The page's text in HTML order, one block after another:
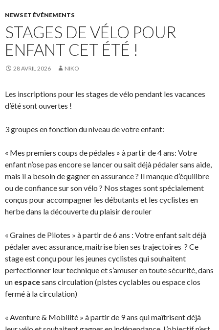
NEWS ET ÉVÉNEMENTS
STAGES DE VÉLO POUR
ENFANT CET ÉTÉ !
28 AVRIL 2026 NIKO
Les inscriptions pour les stages de vélo pendant les vacances
d’été sont ouvertes !
3 groupes en fonction du niveau de votre enfant:
« Mes premiers coups de pédales » à partir de 4 ans: Votre
enfant n’ose pas encore se lancer ou sait déjà pédaler sans aide,
mais il a besoin de gagner en assurance ? Il manque d’équilibre
ou de confiance sur son vélo ? Nos stages sont spécialement
conçus pour accompagner les débutants et les cyclistes en
herbe dans la découverte du plaisir de rouler
« Graines de Pilotes » à partir de 6 ans : Votre enfant sait déjà
pédaler avec assurance, maitrise bien ses trajectoires ? Ce
stage est conçu pour les jeunes cyclistes qui souhaitent
perfectionner leur technique et s’amuser en toute sécurité, dans
un espacesans circulation (pistes cyclables ou espace clos
fermé à la circulation)
« Aventure & Mobilité » à partir de 9 ans qui maîtrisent déjà